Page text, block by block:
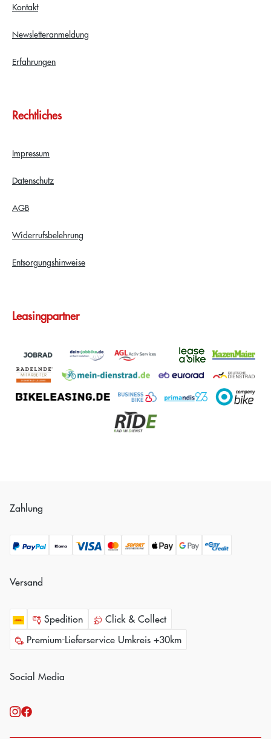
Kontakt
Newsletteranmeldung
Erfahrungen
Rechtliches
Impressum
Datenschutz
AGB
Widerrufsbelehrung
Entsorgungshinweise
Leasingpartner
Zahlung
Versand
Spedition
Click & Collect
Premium-Lieferservice Umkreis +30km
Social Media